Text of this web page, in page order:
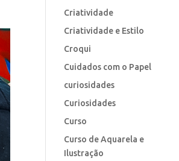
Criatividade
Criatividade e Estilo
Croqui
Cuidados com o Papel
curiosidades
Curiosidades
Curso
Curso de Aquarela e
Ilustração